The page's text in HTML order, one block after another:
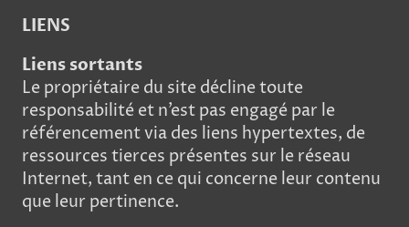
LIENS
Liens sortants
Le propriétaire du site décline toute
responsabilité et n’est pas engagé par le
référencement via des liens hypertextes, de
ressources tierces présentes sur le réseau
Internet, tant en ce qui concerne leur contenu
que leur pertinence.